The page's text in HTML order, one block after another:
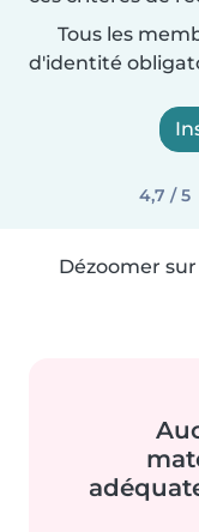
Tous les
d'identité
4,7 / 5
Dézoomer